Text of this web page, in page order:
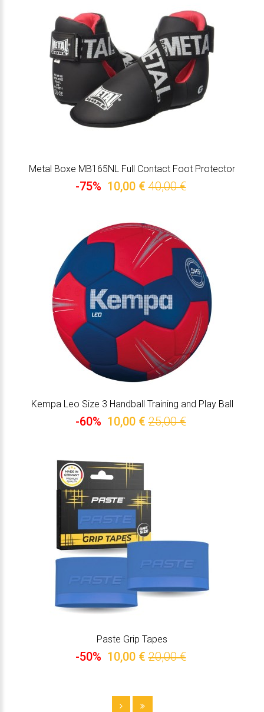
Metal Boxe MB165NL Full Contact Foot Protector
-75% 10,00 € 40,00 €
Kempa Leo Size 3 Handball Training and Play Ball
-60% 10,00 € 25,00 €
Paste Grip Tapes
-50% 10,00 € 20,00 €